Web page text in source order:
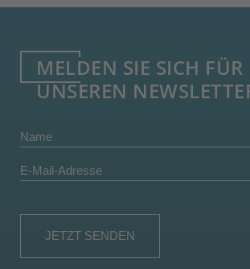
MELDEN SIE SICH FÜR
UNSEREN